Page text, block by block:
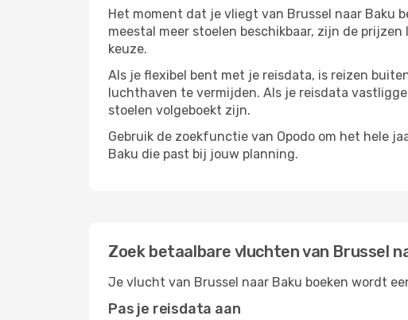
Het moment dat je vliegt van Brussel naar Baku
meestal meer stoelen beschikbaar, zijn de
keuze.
Als je flexibel bent met je reisdata, is reizen
luchthaven te vermijden. Als je reisdata
stoelen volgeboekt zijn.
Gebruik de zoekfunctie van Opodo om het hele
Baku die past bij jouw planning.
Zoek betaalbare vluchten van Brussel
Je vlucht van Brussel naar Baku boeken wordt
Pas je reisdata aan